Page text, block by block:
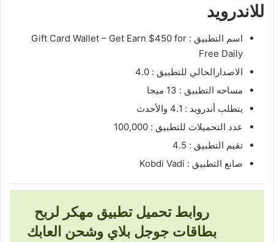
للاندرويد
اسم التطبيق : Gift Card Wallet – Get Earn $450 for
Free Daily‏
الاصدارالحالي للتطبيق : 4.0
مساحه التطبيق : 13 ميجا
يتطلب أندرويد : 4.1 والأحدث
عدد التحميلات للتطبيق : 100,000
تقيم التطبيق : 4.5
صانع التطبيق : Kobdi Vadi
روابط تحميل تطبيق مهكر لربح
بطاقات جوجل بلاي وشحن العابك